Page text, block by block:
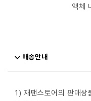
액체
배송안내
1) 재팬스토어의 판매상